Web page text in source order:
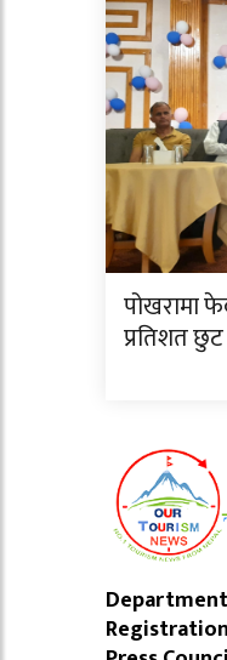
पोखरामा
प्रतिशत छुट